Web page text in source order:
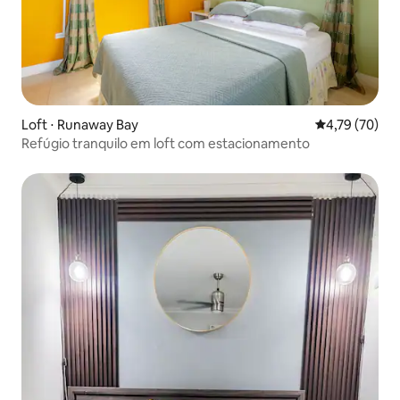
Loft ⋅ Runaway Bay 4,79 de uma
4,79 (70)
Refúgio tranquilo em loft com estacionamento